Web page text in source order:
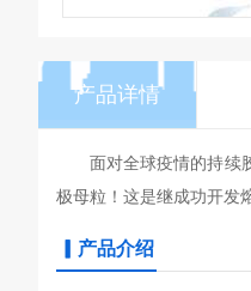
产品详情
面对全球疫情的持续
极母粒！这是继成功开发
▎产品介绍